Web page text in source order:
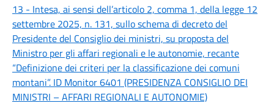
13 - Intesa, ai sensi dell’articolo 2, comma 1, della legge 12
settembre 2025, n. 131, sullo schema di decreto del
Presidente del Consiglio dei ministri, su proposta del
Ministro per gli affari regionali e le autonomie, recante
“Definizione dei criteri per la classificazione dei comuni
montani”. ID Monitor 6401 (PRESIDENZA CONSIGLIO DEI
MINISTRI – AFFARI REGIONALI E AUTONOMIE)